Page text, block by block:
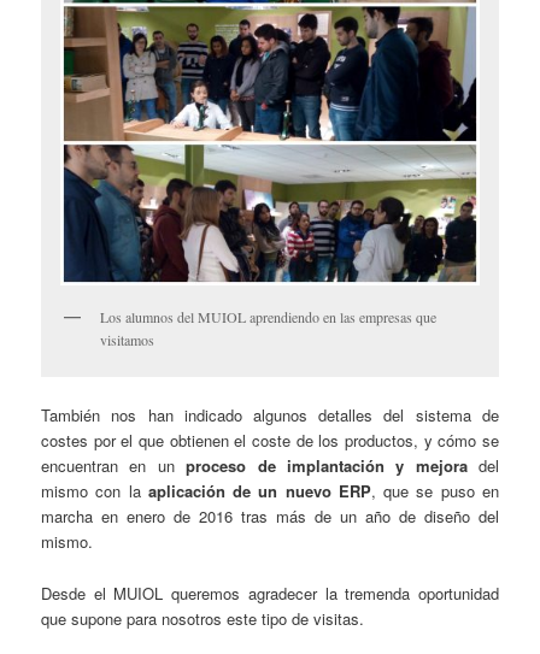
Los alumnos del MUIOL aprendiendo en las empresas que
visitamos
También nos han indicado algunos detalles del sistema de
costes por el que obtienen el coste de los productos, y cómo se
encuentran en unproceso de implantación y mejoradel
mismo con la aplicación de un nuevo ERP, que se puso en
marcha en enero de 2016 tras más de un año de diseño del
mismo.
Desde el MUIOL queremos agradecer la tremenda oportunidad
que supone para nosotros este tipo de visitas.